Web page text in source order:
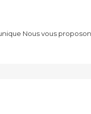
Nous vous